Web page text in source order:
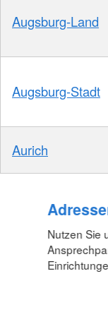
Augsburg-Land
Augsburg-Stadt
Aurich
Nutzen Sie